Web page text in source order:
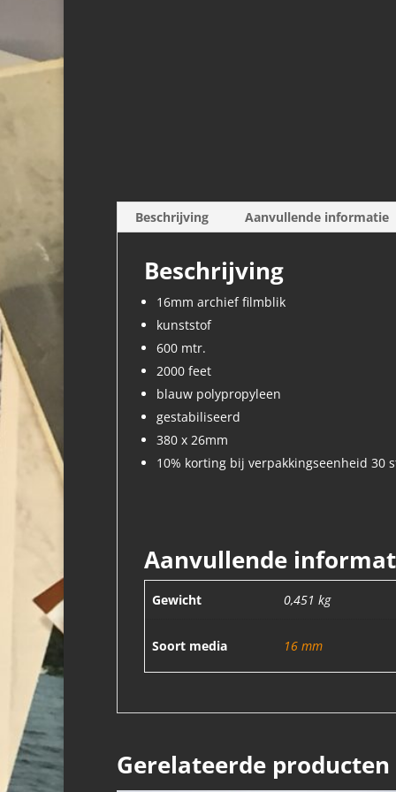
Beschrijving Aanvullende informatie
Beschrijving
16mm archief filmblik
kunststof
600 mtr.
2000 feet
blauw polypropyleen
gestabiliseerd
380 x 26mm
10% korting bij verpakkingseenheid 30
Aanvullende
Gewicht 0,451 kg
Soort media 16 mm
Gerelateerde producten